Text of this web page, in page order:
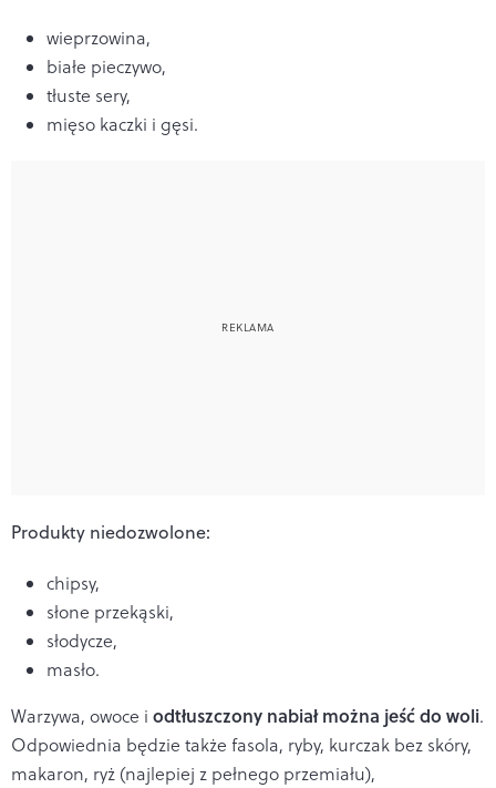
wieprzowina,
białe pieczywo,
tłuste sery,
mięso kaczki i gęsi.
Produkty niedozwolone:
chipsy,
słone przekąski,
słodycze,
masło.
Warzywa, owoce i odtłuszczony nabiał można jeść do woli.
Odpowiednia będzie także fasola, ryby, kurczak bez skóry,
makaron, ryż (najlepiej z pełnego przemiału),